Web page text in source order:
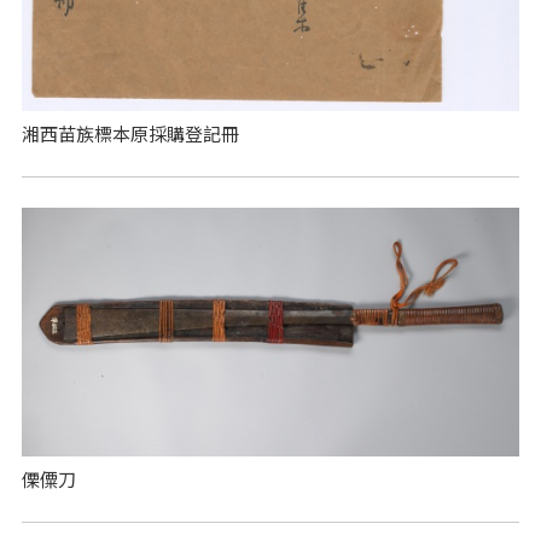
湘西苗族標本原採購登記冊
傈僳刀